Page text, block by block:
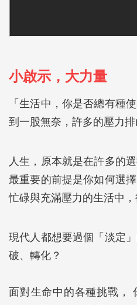
小啟示，大力量
「生活中，你是否總有種
到一股無奈，許多的壓力排
人生，原本就是在許多的
最重要的前提是你如何選
忙碌與充滿壓力的生活中，
現代人都想要過個「淡定
破、轉化？
面對生命中的各種挑戰，